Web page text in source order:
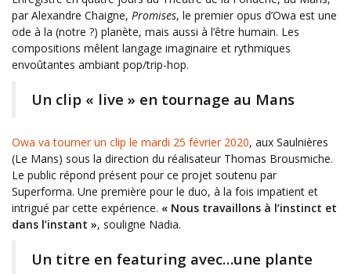
par Alexandre Chaigne, Promises, le premier opus d’Owa est une
ode à la (notre ?) planète, mais aussi à l’être humain. Les
compositions mêlent langage imaginaire et rythmiques
envoûtantes ambiant pop/trip-hop.
Un clip « live » en tournage au Mans
Owa va tourner un clip le mardi 25 février 2020, aux Saulnières
(Le Mans) sous la direction du réalisateur Thomas Brousmiche.
Le public répond présent pour ce projet soutenu par
Superforma. Une première pour le duo, à la fois impatient et
intrigué par cette expérience. « Nous travaillons à l’instinct et
dans l’instant », souligne Nadia.
Un titre en featuring avec…une plante